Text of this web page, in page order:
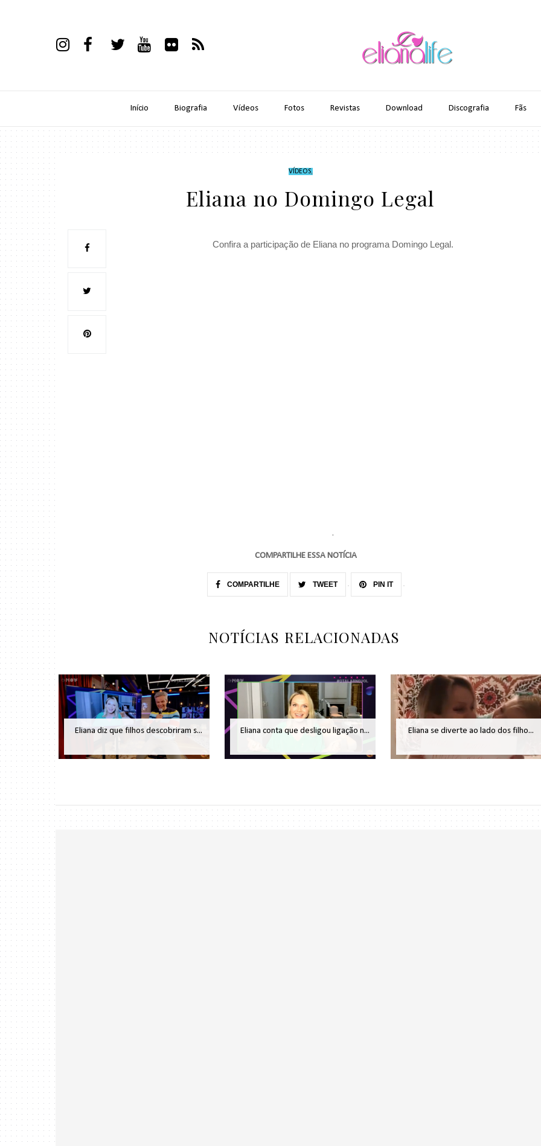
Início Biografia Vídeos Fotos Revistas Download Discografia Fãs
VÍDEOS,
Eliana no Domingo Legal
Confira a participação de Eliana no programa Domingo Legal.
.
COMPARTILHE ESSA NOTÍCIA
COMPARTILHE TWEET PIN IT
NOTÍCIAS RELACIONADAS
Eliana diz que filhos descobriram s... Eliana conta que desligou ligação n... Eliana se diverte ao lado dos filho...